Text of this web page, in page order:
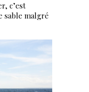
c’est
sable malgré